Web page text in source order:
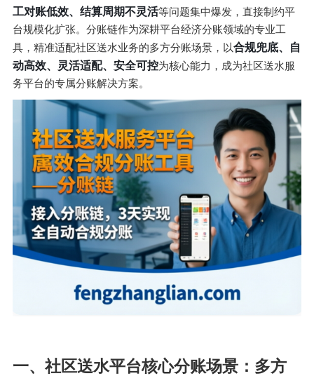
工对账低效、结算周期不灵活等问题集中爆发，直接制约平
台规模化扩张。分账链作为深耕平台经济分账领域的专业工
具，精准适配社区送水业务的多方分账场景，以合规兜底、自
动高效、灵活适配、安全可控为核心能力，成为社区送水服
务平台的专属分账解决方案。
一、社区送水平台核心分账场景：多方